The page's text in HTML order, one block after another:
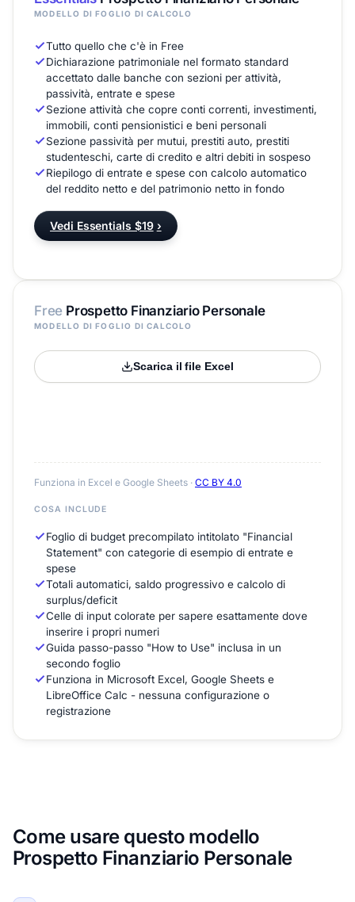
Free Prospetto Finanziario Personale
MODELLO DI FOGLIO DI CALCOLO
Scarica il file Excel
Funziona in Excel e Google Sheets · CC BY 4.0
COSA INCLUDE
Foglio di budget precompilato intitolato "Financial
Statement" con categorie di esempio di entrate e
spese
Totali automatici, saldo progressivo e calcolo di
surplus/deficit
Celle di input colorate per sapere esattamente dove
inserire i propri numeri
Guida passo-passo "How to Use" inclusa in un
secondo foglio
Funziona in Microsoft Excel, Google Sheets e
LibreOffice Calc - nessuna configurazione o
registrazione
MODELLO DI FOGLIO DI CALCOLO
Tutto quello che c'è in Free
Dichiarazione patrimoniale nel formato standard
accettato dalle banche con sezioni per attività,
passività, entrate e spese
Sezione attività che copre conti correnti, investimenti,
immobili, conti pensionistici e beni personali
Sezione passività per mutui, prestiti auto, prestiti
studenteschi, carte di credito e altri debiti in sospeso
Riepilogo di entrate e spese con calcolo automatico
del reddito netto e del patrimonio netto in fondo
Vedi Essentials $19 ›
Come usare questo modello
Prospetto Finanziario Personale